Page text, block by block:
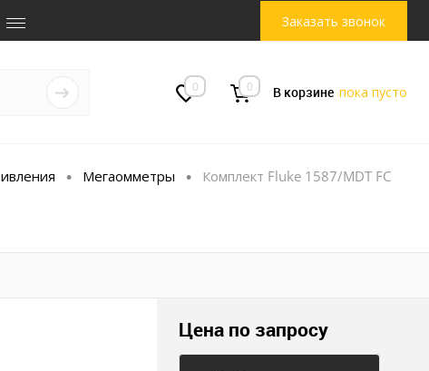
Заказать звонок
0 0 В корзине пока пусто
• Мегаомметры • Комплект Fluke 1587/MDT FC
Цена по запросу